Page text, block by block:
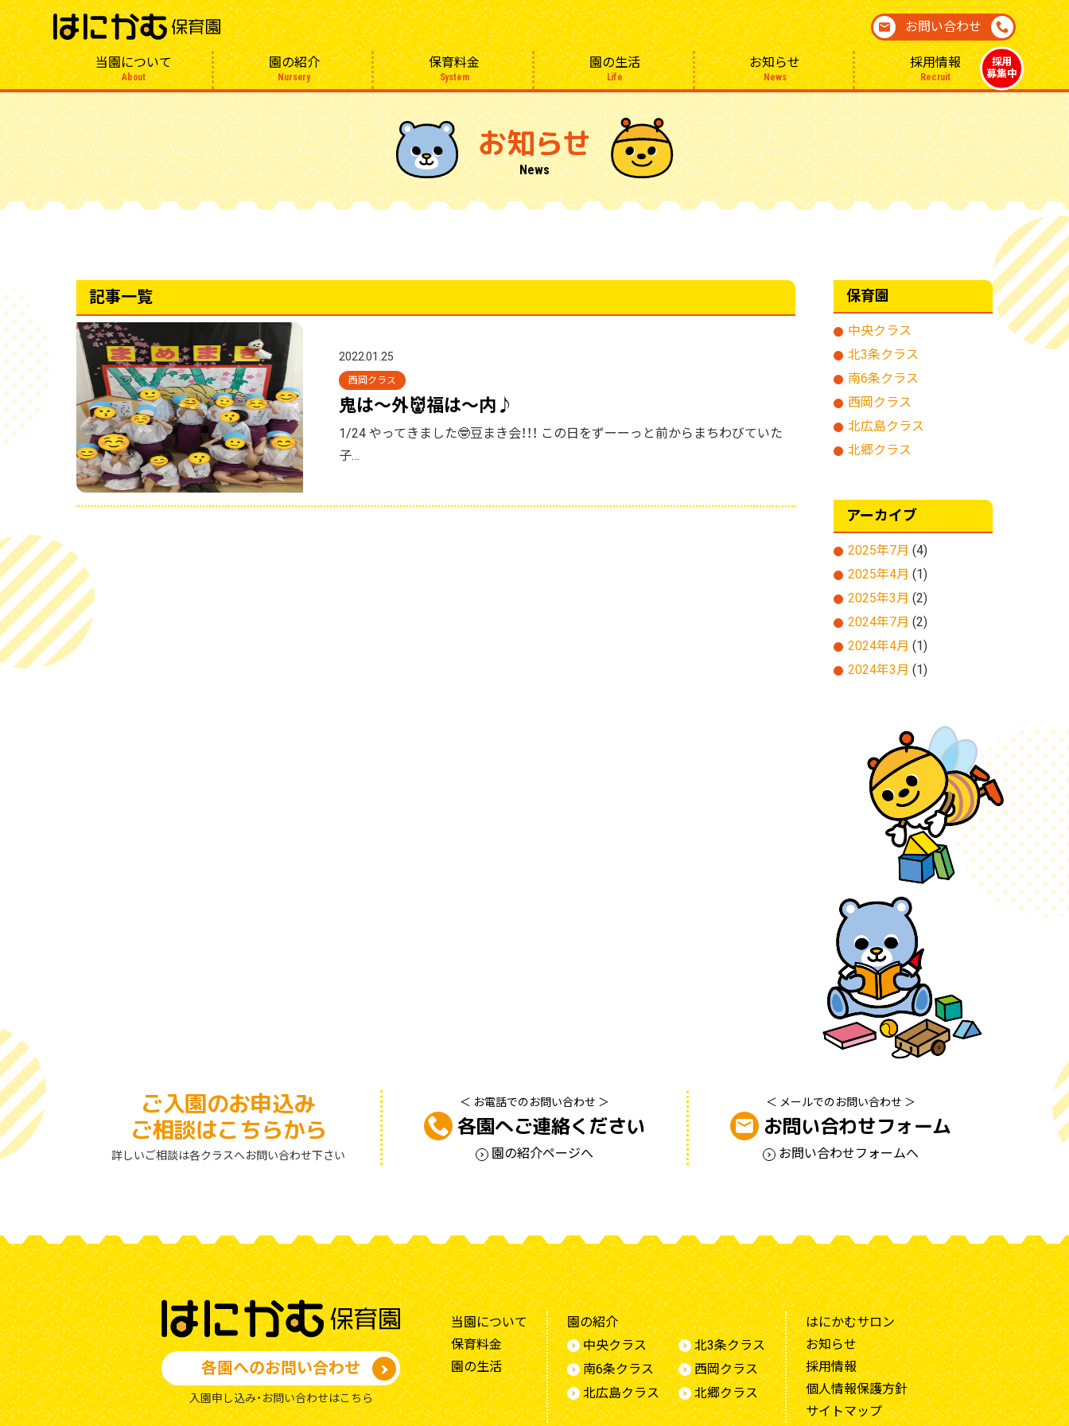
当園について
About
園の紹介
Nursery
保育料金
System
園の生活
Life
お知らせ
News
採用情報
Recruit
採用
募集中
お問い合わせ
お知らせ
News
記事一覧
2022.01.25
西岡クラス
鬼は〜外👹福は〜内♪
1/24 やってきました🤓豆まき会！！！ この日をずーーっと前からまちわびていた
子…
保育園
中央クラス
北3条クラス
南6条クラス
西岡クラス
北広島クラス
北郷クラス
アーカイブ
2025年7月 (4)
2025年4月 (1)
2025年3月 (2)
2024年7月 (2)
2024年4月 (1)
2024年3月 (1)
ご入園のお申込み
ご相談はこちらから
詳しいご相談は各クラスへお問い合わせ下さい
＜ お電話でのお問い合わせ ＞
各園へご連絡ください
園の紹介ページへ
＜ メールでのお問い合わせ ＞
お問い合わせフォーム
お問い合わせフォームへ
各園へのお問い合わせ
入園申し込み・お問い合わせはこちら
当園について
保育料金
園の生活
園の紹介
中央クラス
北3条クラス
南6条クラス
西岡クラス
北広島クラス
北郷クラス
はにかむサロン
お知らせ
採用情報
個人情報保護方針
サイトマップ